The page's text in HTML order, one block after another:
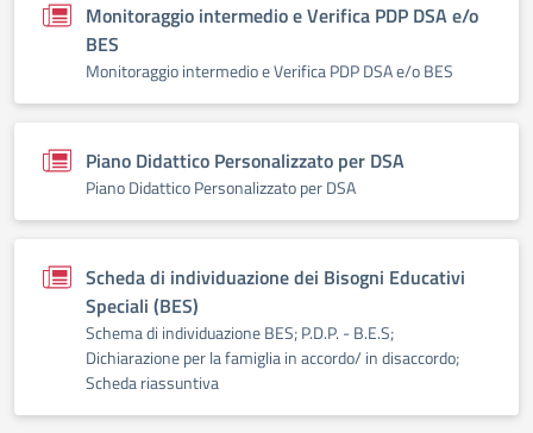
Monitoraggio intermedio e Verifica PDP DSA e/o
BES
Monitoraggio intermedio e Verifica PDP DSA e/o BES
Piano Didattico Personalizzato per DSA
Piano Didattico Personalizzato per DSA
Scheda di individuazione dei Bisogni Educativi
Speciali (BES)
Schema di individuazione BES; P.D.P. - B.E.S;
Dichiarazione per la famiglia in accordo/ in disaccordo;
Scheda riassuntiva